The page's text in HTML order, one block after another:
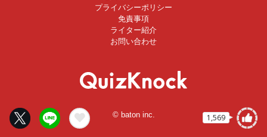
1,569
プライバシーポリシー
免責事項
ライター紹介
お問い合わせ
© baton inc.